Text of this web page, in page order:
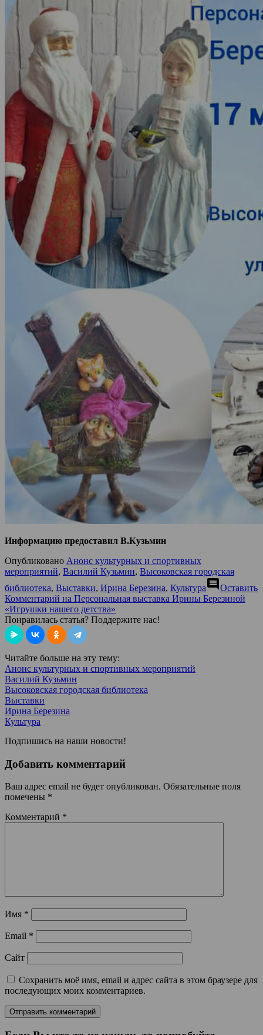
Информацию предоставил В.Кузьмин
Опубликовано Анонс культурных и спортивных
мероприятий, Василий Кузьмин, Высоковская городская
библиотека, Выставки, Ирина Березина, Культураcomment Оставить
Комментарий на Персональная выставка Ирины Березиной
«Игрушки нашего детства»
Понравилась статья? Поддержите нас!
Читайте больше на эту тему:
Анонс культурных и спортивных мероприятий
Василий Кузьмин
Высоковская городская библиотека
Выставки
Ирина Березина
Культура
Подпишись на наши новости!
Добавить комментарий
Ваш адрес email не будет опубликован. Обязательные поля
помечены *
Комментарий *
Имя *
Email *
Сайт
Сохранить моё имя, email и адрес сайта в этом браузере для
последующих моих комментариев.